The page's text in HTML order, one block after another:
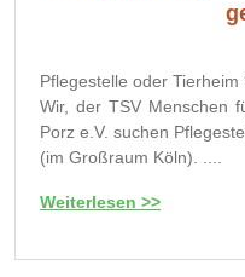
Pflegestelle oder Tierheim
Wir, der TSV Menschen
Porz e.V. suchen
(im Großraum Köln). ....
Weiterlesen >>